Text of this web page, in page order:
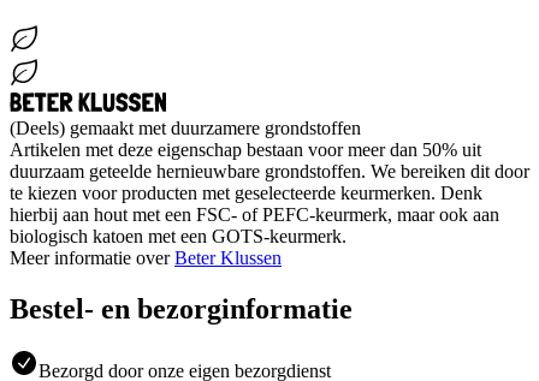
(Deels) gemaakt met duurzamere grondstoffen
Artikelen met deze eigenschap bestaan voor meer dan 50% uit
duurzaam geteelde hernieuwbare grondstoffen. We bereiken dit door
te kiezen voor producten met geselecteerde keurmerken. Denk
hierbij aan hout met een FSC- of PEFC-keurmerk, maar ook aan
biologisch katoen met een GOTS-keurmerk.
Meer informatie overBeter Klussen
Bestel- en bezorginformatie
Bezorgd door onze eigen bezorgdienst